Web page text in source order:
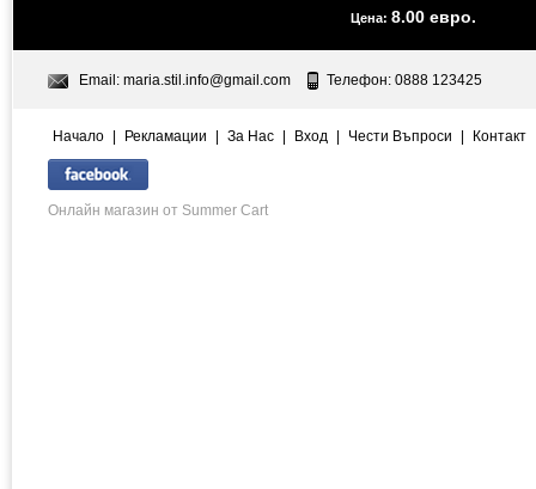
Цена: 8.00 евро.
Email: maria.stil.info@gmail.com Телефон: 0888 123425
Начало | Рекламации | За Нас | Вход | Чести Въпроси | Контакт
Онлайн магазин от Summer Cart